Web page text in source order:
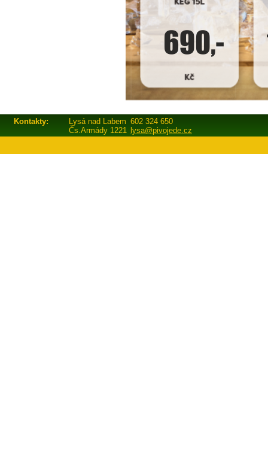
Kontakty: Lysá nad Labem 602 324 650
Čs.Armády 1221 lysa@pivojede.cz